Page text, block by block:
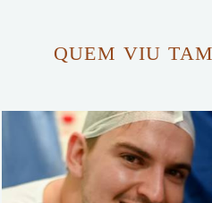
QUEM VIU